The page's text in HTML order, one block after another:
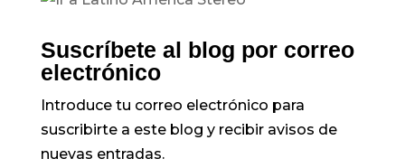
Suscríbete al blog por correo
electrónico
Introduce tu correo electrónico para
suscribirte a este blog y recibir avisos de
nuevas entradas.